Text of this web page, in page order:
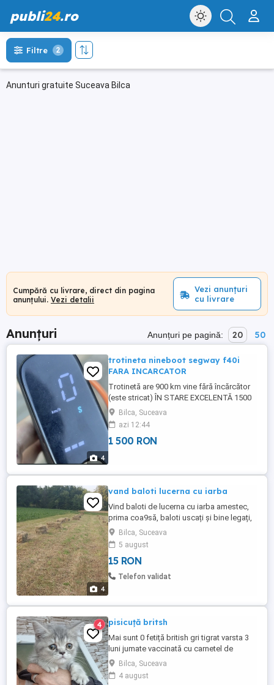
publi24.ro
Anunturi gratuite Suceava Bilca
Filtre 2
Cumpără cu livrare, direct din pagina
anunțului. Vezi detalii
Vezi anunțuri
cu livrare
Anunțuri Anunțuri pe pagină: 20 50
4
trotineta nineboot segway f40i
FARA INCARCATOR
Trotinetă are 900 km vine fără încărcător
(este stricat) ÎN STARE EXCELENTĂ 1500
lei preț fix Dau la schimb cu un kukirin g2
si mai pun eu un haverboard pt piese
Bilca, Suceava
azi 12:44
1 500 RON
4
vand baloti lucerna cu iarba
Vind baloti de lucerna cu iarba amestec,
prima coa9să, baloti uscați și bine legați,
15 ron buc. negociabil NU am transport,
localitatea BILCA
Bilca, Suceava
5 august
15 RON
Telefon validat
4 pisicuță britsh
Mai sunt 0 fetiță british gri tigrat varsta 3
luni jumate vaccinată cu carnetel de
sănătate
Bilca, Suceava
4 august